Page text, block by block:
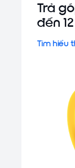
Trả
đến
Tìm hiểu